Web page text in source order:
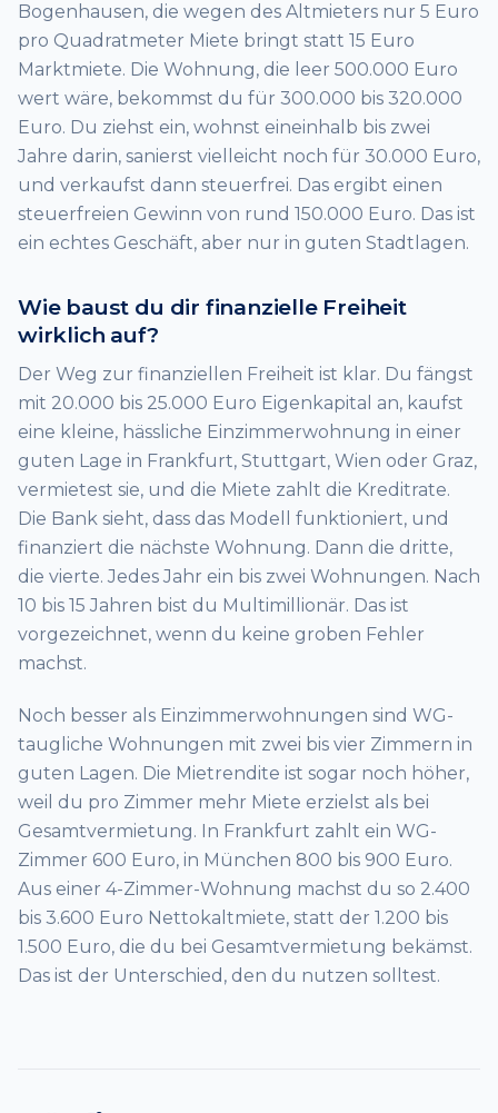
Bogenhausen, die wegen des Altmieters nur 5 Euro
pro Quadratmeter Miete bringt statt 15 Euro
Marktmiete. Die Wohnung, die leer 500.000 Euro
wert wäre, bekommst du für 300.000 bis 320.000
Euro. Du ziehst ein, wohnst eineinhalb bis zwei
Jahre darin, sanierst vielleicht noch für 30.000 Euro,
und verkaufst dann steuerfrei. Das ergibt einen
steuerfreien Gewinn von rund 150.000 Euro. Das ist
ein echtes Geschäft, aber nur in guten Stadtlagen.
Wie baust du dir finanzielle Freiheit
wirklich auf?
Der Weg zur finanziellen Freiheit ist klar. Du fängst
mit 20.000 bis 25.000 Euro Eigenkapital an, kaufst
eine kleine, hässliche Einzimmerwohnung in einer
guten Lage in Frankfurt, Stuttgart, Wien oder Graz,
vermietest sie, und die Miete zahlt die Kreditrate.
Die Bank sieht, dass das Modell funktioniert, und
finanziert die nächste Wohnung. Dann die dritte,
die vierte. Jedes Jahr ein bis zwei Wohnungen. Nach
10 bis 15 Jahren bist du Multimillionär. Das ist
vorgezeichnet, wenn du keine groben Fehler
machst.
Noch besser als Einzimmerwohnungen sind WG-
taugliche Wohnungen mit zwei bis vier Zimmern in
guten Lagen. Die Mietrendite ist sogar noch höher,
weil du pro Zimmer mehr Miete erzielst als bei
Gesamtvermietung. In Frankfurt zahlt ein WG-
Zimmer 600 Euro, in München 800 bis 900 Euro.
Aus einer 4-Zimmer-Wohnung machst du so 2.400
bis 3.600 Euro Nettokaltmiete, statt der 1.200 bis
1.500 Euro, die du bei Gesamtvermietung bekämst.
Das ist der Unterschied, den du nutzen solltest.